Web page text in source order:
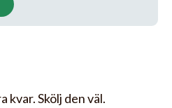
kvar. Skölj den väl.